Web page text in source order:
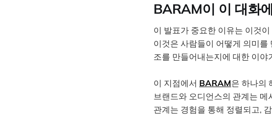
BARAM이 이 대화
이 발표가 중요한 이유는 이것
이것은 사람들이 어떻게 의미
조를 만들어내는지에 대한 이야
이 지점에서 BARAM은 하나의
브랜드와 오디언스의 관계는
관계는 경험을 통해 정렬되고,